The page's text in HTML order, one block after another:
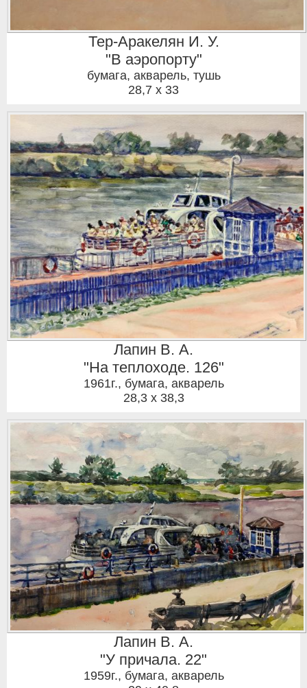
Тер-Аракелян И. У.
"В аэропорту"
бумага, акварель, тушь
28,7 x 33
Лапин В. А.
"На теплоходе. 126"
1961г., бумага, акварель
28,3 x 38,3
Лапин В. А.
"У причала. 22"
1959г., бумага, акварель